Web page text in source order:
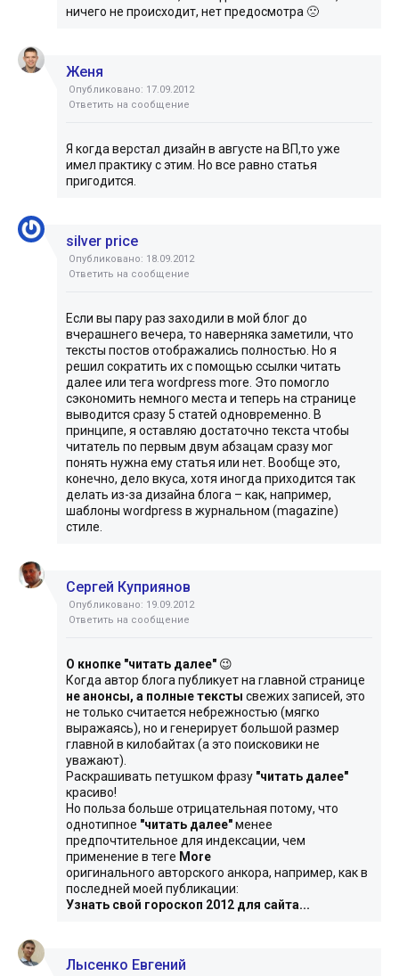
ничего не происходит, нет предосмотра 🙁
Женя
Опубликовано: 17.09.2012
Ответить на сообщение
Я когда верстал дизайн в августе на ВП,то уже
имел практику с этим. Но все равно статья
пригодится.
silver price
Опубликовано: 18.09.2012
Ответить на сообщение
Если вы пару раз заходили в мой блог до
вчерашнего вечера, то наверняка заметили, что
тексты постов отображались полностью. Но я
решил сократить их с помощью ссылки читать
далее или тега wordpress more. Это помогло
сэкономить немного места и теперь на странице
выводится сразу 5 статей одновременно. В
принципе, я оставляю достаточно текста чтобы
читатель по первым двум абзацам сразу мог
понять нужна ему статья или нет. Вообще это,
конечно, дело вкуса, хотя иногда приходится так
делать из-за дизайна блога – как, например,
шаблоны wordpress в журнальном (magazine)
стиле.
Сергей Куприянов
Опубликовано: 19.09.2012
Ответить на сообщение
О кнопке "читать далее" 😉
Когда автор блога публикует на главной странице
не анонсы, а полные тексты свежих записей, это
не только считается небрежностью (мягко
выражаясь), но и генерирует большой размер
главной в килобайтах (а это поисковики не
уважают).
Раскрашивать петушком фразу "читать далее"
красиво!
Но польза больше отрицательная потому, что
однотипное "читать далее"менее
предпочтительное для индексации, чем
применение в теге More
оригинального авторского анкора, например, как в
последней моей публикации:
Узнать свой гороскоп 2012 для сайта...
Лысенко Евгений